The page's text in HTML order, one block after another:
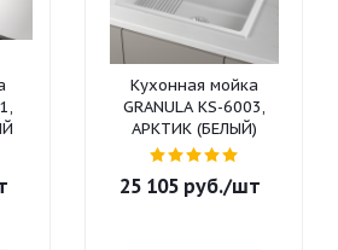
Кухонная мойка
GRANULA KS-6003,
АРКТИК (БЕЛЫЙ)
25 105 руб./шт